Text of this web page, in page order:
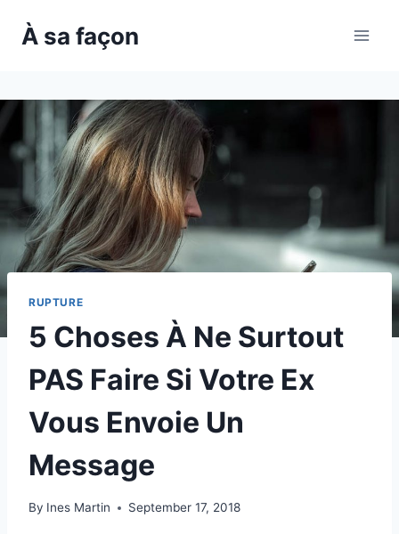
À sa façon
RUPTURE
5 Choses À Ne Surtout
PAS Faire Si Votre Ex
Vous Envoie Un
Message
By Ines Martin September 17, 2018